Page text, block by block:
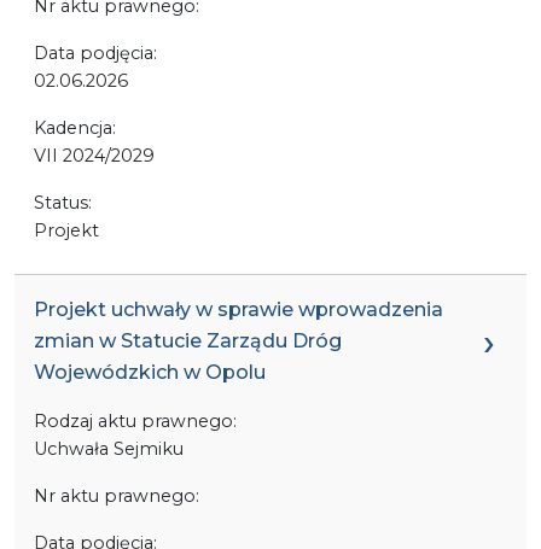
Nr aktu prawnego:
Data podjęcia:
02.06.2026
Kadencja:
VII 2024/2029
Status:
Projekt
Projekt uchwały w sprawie wprowadzenia
zmian w Statucie Zarządu Dróg
Wojewódzkich w Opolu
Rodzaj aktu prawnego:
Uchwała Sejmiku
Nr aktu prawnego:
Data podjęcia: